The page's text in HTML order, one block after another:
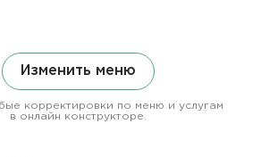
Изменить меню
корректировки по меню и услугам
в онлайн конструкторе.